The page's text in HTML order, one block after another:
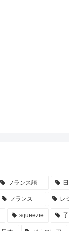
フランス語
フランス レ
squeezie